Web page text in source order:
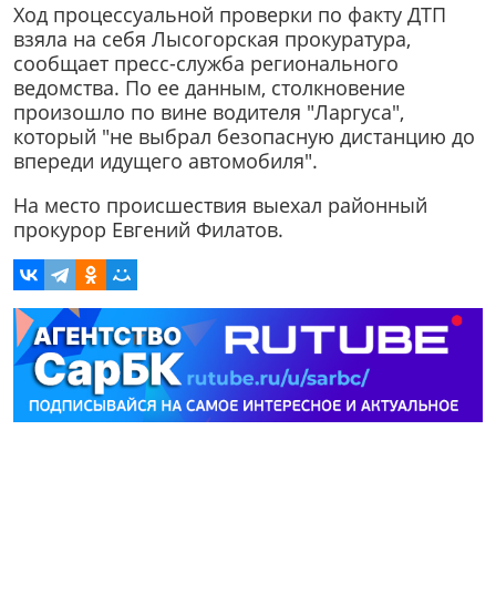
Ход процессуальной проверки по факту ДТП
взяла на себя Лысогорская прокуратура,
сообщает пресс-служба регионального
ведомства. По ее данным, столкновение
произошло по вине водителя "Ларгуса",
который "не выбрал безопасную дистанцию до
впереди идущего автомобиля".
На место происшествия выехал районный
прокурор Евгений Филатов.